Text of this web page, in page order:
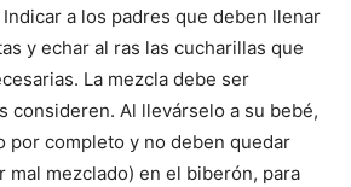
a los padres que deben llenar
y echar al ras las cucharillas que
La mezcla debe ser
consideren. Al llevárselo a su bebé,
por completo y no deben quedar
mal mezclado) en el biberón, para